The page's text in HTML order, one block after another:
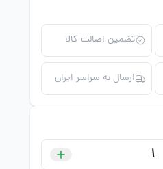
تضمین اصالت کالا
ارسال به سراسر ایران